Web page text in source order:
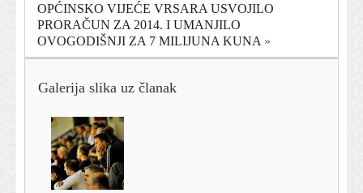
OPĆINSKO VIJEĆE VRSARA USVOJILO
PRORAČUN ZA 2014. I UMANJILO
OVOGODIŠNJI ZA 7 MILIJUNA KUNA »
Galerija slika uz članak